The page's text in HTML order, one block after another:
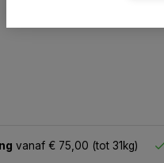
vanaf € 75,00 (tot 31kg)